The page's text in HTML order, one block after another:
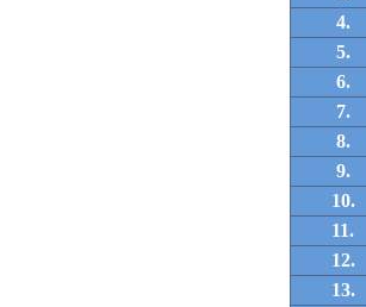
4.
5.
6.
7.
8.
9.
10.
11.
12.
13.